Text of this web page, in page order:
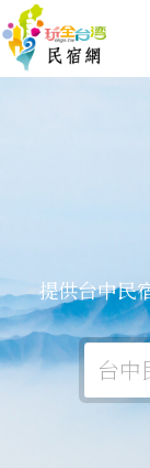
提供台中民